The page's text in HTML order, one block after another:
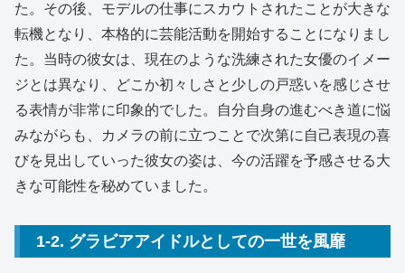
た。その後、モデルの仕事にスカウトされたことが大きな
転機となり、本格的に芸能活動を開始することになりまし
た。当時の彼女は、現在のような洗練された女優のイメー
ジとは異なり、どこか初々しさと少しの戸惑いを感じさせ
る表情が非常に印象的でした。自分自身の進むべき道に悩
みながらも、カメラの前に立つことで次第に自己表現の喜
びを見出していった彼女の姿は、今の活躍を予感させる大
きな可能性を秘めていました。
1-2. グラビアアイドルとしての一世を風靡